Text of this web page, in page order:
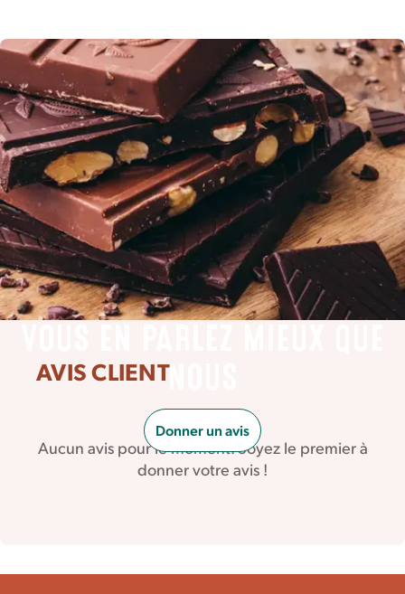
NOUS
Donner un avis
AVIS CLIENT
Aucun avis pour le moment. Soyez le premier à
donner votre avis !